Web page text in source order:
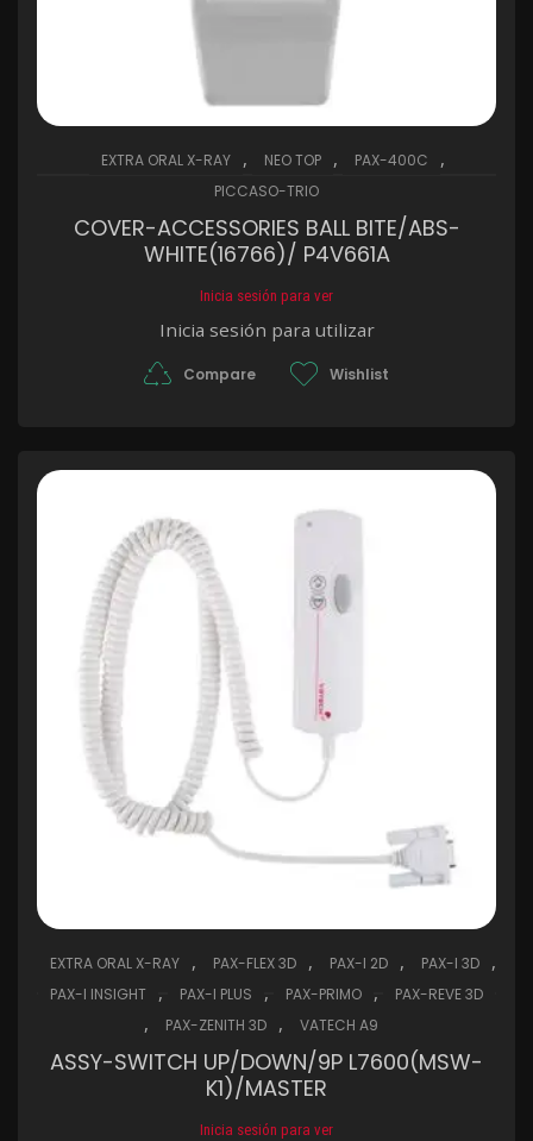
EXTRA ORAL X-RAY , NEO TOP , PAX-400C ,
PICCASO-TRIO
COVER-ACCESSORIES BALL BITE/ABS-
WHITE(16766)/ P4V661A
Inicia sesión para ver
Inicia sesión para utilizar
Compare Wishlist
EXTRA ORAL X-RAY , PAX-FLEX 3D , PAX-I 2D , PAX-I 3D ,
PAX-I INSIGHT , PAX-I PLUS , PAX-PRIMO , PAX-REVE 3D
, PAX-ZENITH 3D , VATECH A9
ASSY-SWITCH UP/DOWN/9P L7600(MSW-
K1)/MASTER
Inicia sesión para ver